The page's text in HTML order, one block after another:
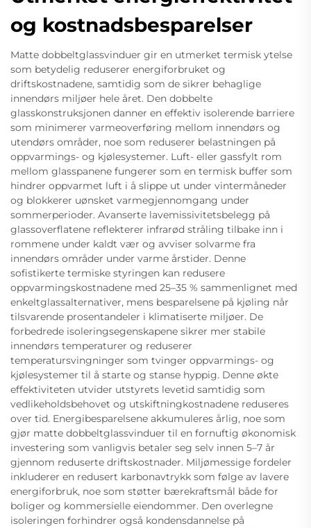
og kostnadsbesparelser
Matte dobbeltglassvinduer gir en utmerket termisk ytelse
som betydelig reduserer energiforbruket og
driftskostnadene, samtidig som de sikrer behaglige
innendørs miljøer hele året. Den dobbelte
glasskonstruksjonen danner en effektiv isolerende barriere
som minimerer varmeoverføring mellom innendørs og
utendørs områder, noe som reduserer belastningen på
oppvarmings- og kjølesystemer. Luft- eller gassfylt rom
mellom glasspanene fungerer som en termisk buffer som
hindrer oppvarmet luft i å slippe ut under vintermåneder
og blokkerer uønsket varmegjennomgang under
sommerperioder. Avanserte lavemissivitetsbelegg på
glassoverflatene reflekterer infrarød stråling tilbake inn i
rommene under kaldt vær og avviser solvarme fra
innendørs områder under varme årstider. Denne
sofistikerte termiske styringen kan redusere
oppvarmingskostnadene med 25–35 % sammenlignet med
enkeltglassalternativer, mens besparelsene på kjøling når
tilsvarende prosentandeler i klimatiserte miljøer. De
forbedrede isoleringsegenskapene sikrer mer stabile
innendørs temperaturer og reduserer
temperatursvingninger som tvinger oppvarmings- og
kjølesystemer til å starte og stanse hyppig. Denne økte
effektiviteten utvider utstyrets levetid samtidig som
vedlikeholdsbehovet og utskiftningkostnadene reduseres
over tid. Energibesparelsene akkumuleres årlig, noe som
gjør matte dobbeltglassvinduer til en fornuftig økonomisk
investering som vanligvis betaler seg selv innen 5–7 år
gjennom reduserte driftskostnader. Miljømessige fordeler
inkluderer en redusert karbonavtrykk som følge av lavere
energiforbruk, noe som støtter bærekraftsmål både for
boliger og kommersielle eiendommer. Den overlegne
isoleringen forhindrer også kondensdannelse på